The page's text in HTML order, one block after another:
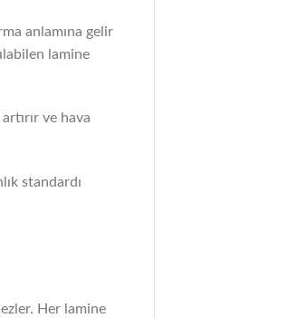
anlamına gelir
lamine
ve hava
standardı
Her lamine